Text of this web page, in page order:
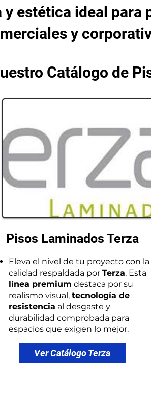
estética ideal para
y
Catálogo de
Pisos Laminados Terza
Eleva el nivel de tu proyecto con la
calidad respaldada por Terza. Esta
línea premium destaca por su
realismo visual, tecnología de
resistencia al desgaste y
durabilidad comprobada para
espacios que exigen lo mejor.
Ver Catálogo Terza